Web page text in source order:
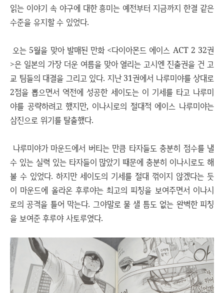
읽는 이야기 속 야구에 대한 흥미는 예전부터 지금까지 한결 같은
수준을 유지할 수 있었다.
오는 5월을 맞아 발매된 만화 <다이아몬드 에이스 ACT 2 32권
>은 일본의 가장 더운 여름을 맞아 열리는 고시엔 진출권을 건 고
교 팀들의 대결을 그리고 있다. 지난 31권에서 나루미야를 상대로
2점을 뽑으면서 역전에 성공한 세이도는 이 기세를 타고 나루미
야를 공략하려고 했지만, 이나시로의 절대적 에이스 나루미야는
삼진으로 위기를 탈출했다.
나루미야가 마운드에서 버티는 만큼 타자들도 충분히 점수를 낼
수 있는 실력 있는 타자들이 많았기 때문에 충분히 이나시로도 해
볼 수 있었다. 하지만 세이도의 기세를 절대 꺾이지 않겠다는 듯
이 마운드에 올라온 후루야는 최고의 피칭을 보여주면서 이나시
로의 공격을 틀어 막는다. 그야말로 물 샐 틈도 없는 완벽한 피칭
을 보여준 후루야 사토루였다.